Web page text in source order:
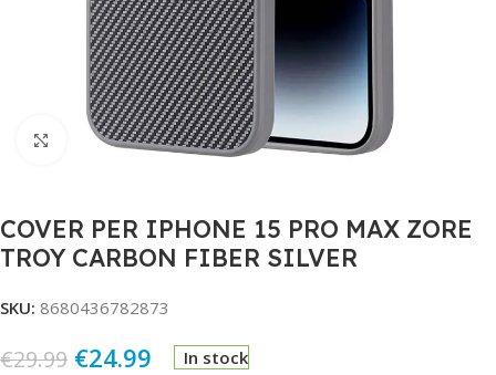
Click to enlarge
COVER PER IPHONE 15 PRO MAX ZORE
TROY CARBON FIBER SILVER
SKU: 8680436782873
€29.99 €24.99 In stock